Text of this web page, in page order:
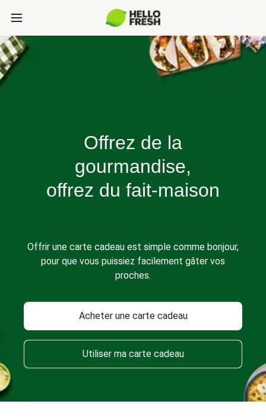
Offrez de la
gourmandise,
offrez du fait-maison
Offrir une carte cadeau est simple comme bonjour,
pour que vous puissiez facilement gâter vos
proches.
Acheter une carte cadeau
Utiliser ma carte cadeau